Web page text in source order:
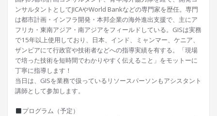
ンサルタントとしてJICAやWorld Bankなどの専門家を歴任。専門
は都市計画・インフラ開発・本邦企業の海外進出支援で、主にア
フリカ・東南アジア・南アジアをフィールドしている。GISは実務
で15年以上使用しており、日本、インド、ミャンマー、ケニア、
ザンビアにて行政官や技術者などへの指導実績を有する。「現場
で培った技術を短時間でわかりやすく伝えること」をモットーに
丁寧に指導します！
当日は、GISを業務で扱っているリソースパーソンもアシスタント
講師として参加します。
プログラム（予定）